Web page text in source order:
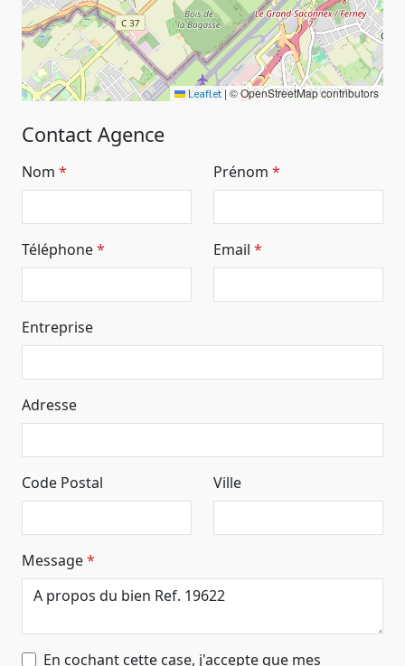
Leaflet | © OpenStreetMap contributors
Contact Agence
Nom Prénom
Téléphone Email
Entreprise
Adresse
Code Postal Ville
Message
En cochant cette case, j'accepte que mes